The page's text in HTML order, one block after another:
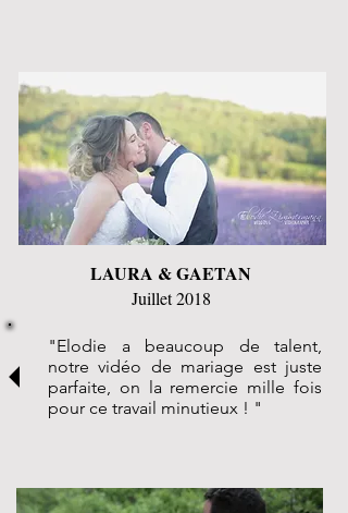
LAURA & GAETAN
Juillet 2018
"Elodie a beaucoup de talent,
notre vidéo de mariage est juste
parfaite, on la remercie mille fois
pour ce travail minutieux ! "